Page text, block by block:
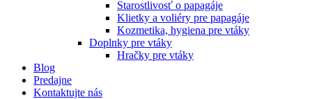
Starostlivosť o papagáje
Klietky a voliéry pre papagáje
Kozmetika, hygiena pre vtáky
Doplnky pre vtáky
Hračky pre vtáky
Blog
Predajne
Kontaktujte nás